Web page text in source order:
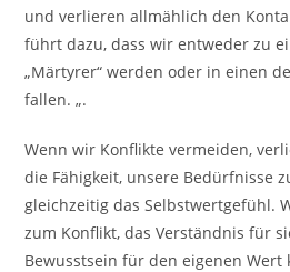
und verlieren allmählich den
führt dazu, dass wir entweder zu
„Märtyrer“ werden oder in einen
fallen. „.
Wenn wir Konflikte vermeiden,
die Fähigkeit, unsere Bedürfnisse
gleichzeitig das Selbstwertgefühl.
zum Konflikt, das Verständnis für
Bewusstsein für den eigenen Wert